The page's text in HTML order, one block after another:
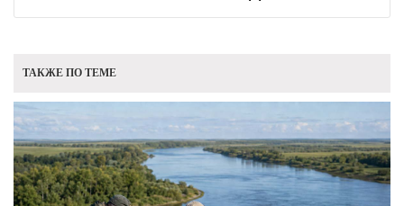
ТАКЖЕ ПО ТЕМЕ